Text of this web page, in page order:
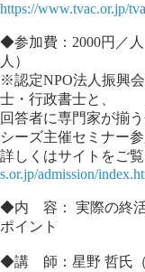
https://www.tvac.or.jp/
◆参加費：2000円／
人）
※認定NPO法人振興
士・行政書士と、
回答者に専門家が揃
シーズ主催セミナー
詳しくはサイトをご覧
s.or.jp/admission/
◆内 容： 実際の終活
ポイント
◆講 師：星野 哲氏（